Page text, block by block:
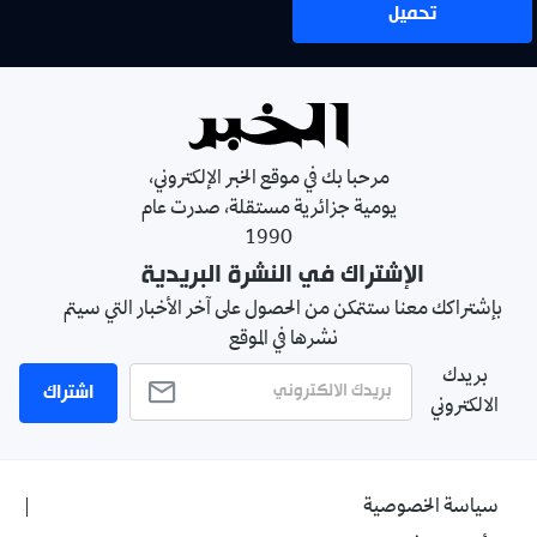
تحميل
مرحبا بك في موقع الخبر الإلكتروني،
يومية جزائرية مستقلة، صدرت عام
1990
الإشتراك في النشرة البريدية
بإشتراكك معنا ستتمكن من الحصول على آخر الأخبار التي سيتم
نشرها في الموقع
بريدك
الالكتروني
اشتراك
سياسة الخصوصية